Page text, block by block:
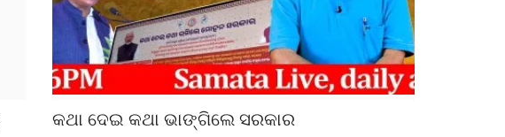
କଥା ଦେଇ କଥା ଭାଙ୍ଗିଲେ ସରକାର